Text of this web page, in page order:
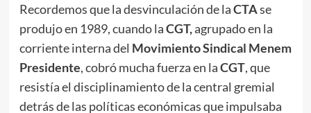
Recordemos que la desvinculación de laCTAse
produjo en 1989, cuando laCGT,agrupado en la
corriente interna del Movimiento Sindical Menem
Presidente, cobró mucha fuerza en laCGT, que
resistía el disciplinamiento de la central gremial
detrás de las políticas económicas que impulsaba